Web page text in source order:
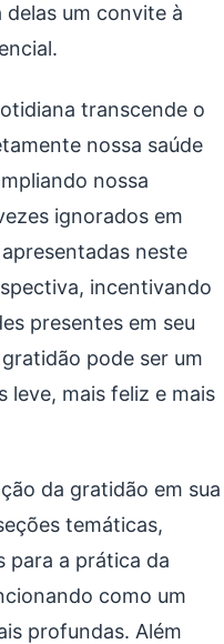
delas um convite à
transcende o
nossa saúde
nossa
ignorados em
neste
incentivando
presentes em seu
pode ser um
leve, mais feliz e mais
da gratidão em sua
temáticas,
para a prática da
como um
profundas. Além